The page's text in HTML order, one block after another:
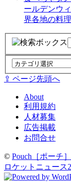
ールデンウ
界各地の料
⇪ ページ先頭へ
About
利用規約
人材募集
広告掲載
お問合せ
© Pouch［ポーチ］
ロケットニュース